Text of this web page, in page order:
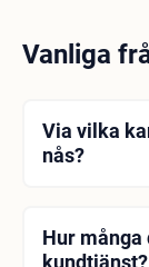
Vanliga
Via vilka
nås?
avsnittet
webbplats
Hur många
kundtjänst?